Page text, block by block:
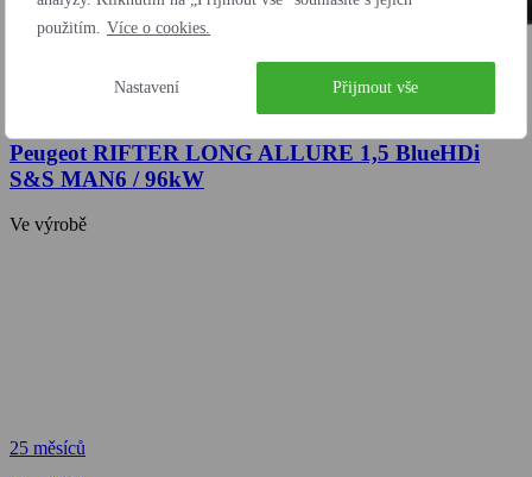
použitím. Více o cookies.
Nastavení Přijmout vše
Peugeot RIFTER LONG ALLURE 1,5 BlueHDi
S&S MAN6 / 96kW
Ve výrobě
25 měsíců